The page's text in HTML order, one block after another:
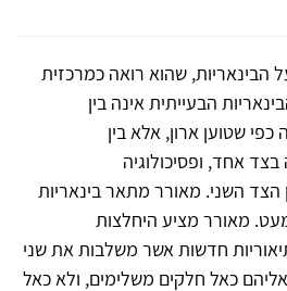
הבינאריות, שהוא רואה כמרכזית
הבעייתית אינה בין
כפי שטוען ארון, אלא בין
בצד אחד, ופסיכולוגיה
הצד השני. מאורר מתאר בינאריות
מאורר מציע היחלצות
חדשות אשר משלבות את שני
כאל חלקים משלימים, ולא כאל